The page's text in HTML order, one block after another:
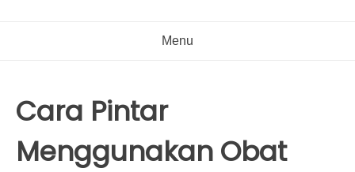
Menu
Cara Pintar
Menggunakan Obat